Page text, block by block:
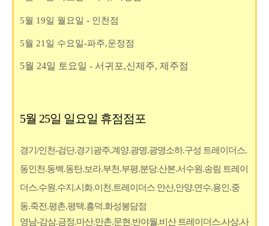
5월 19일 월요일 - 인천점
5월 21일 수요일-파주,운정점
5월 24일 토요일 - 서귀포,신제주, 제주점
5월 25일 일요일 휴점점포
경기/인천-검단.경기광주.계양.광명.광명소하.구성 트레이더스.
동인천.동백.동탄.보라.부천.부평.분당.산본.서수원.송림 트레이
더스.수원.수지.시화.이천.트레이더스 안산,안양.연수.용인.중
동.죽전.평촌.평택.흥덕.화성봉담점
영남-감삼.금정.마산.만촌.문현.반야월.비산 트레이더스.사상.사